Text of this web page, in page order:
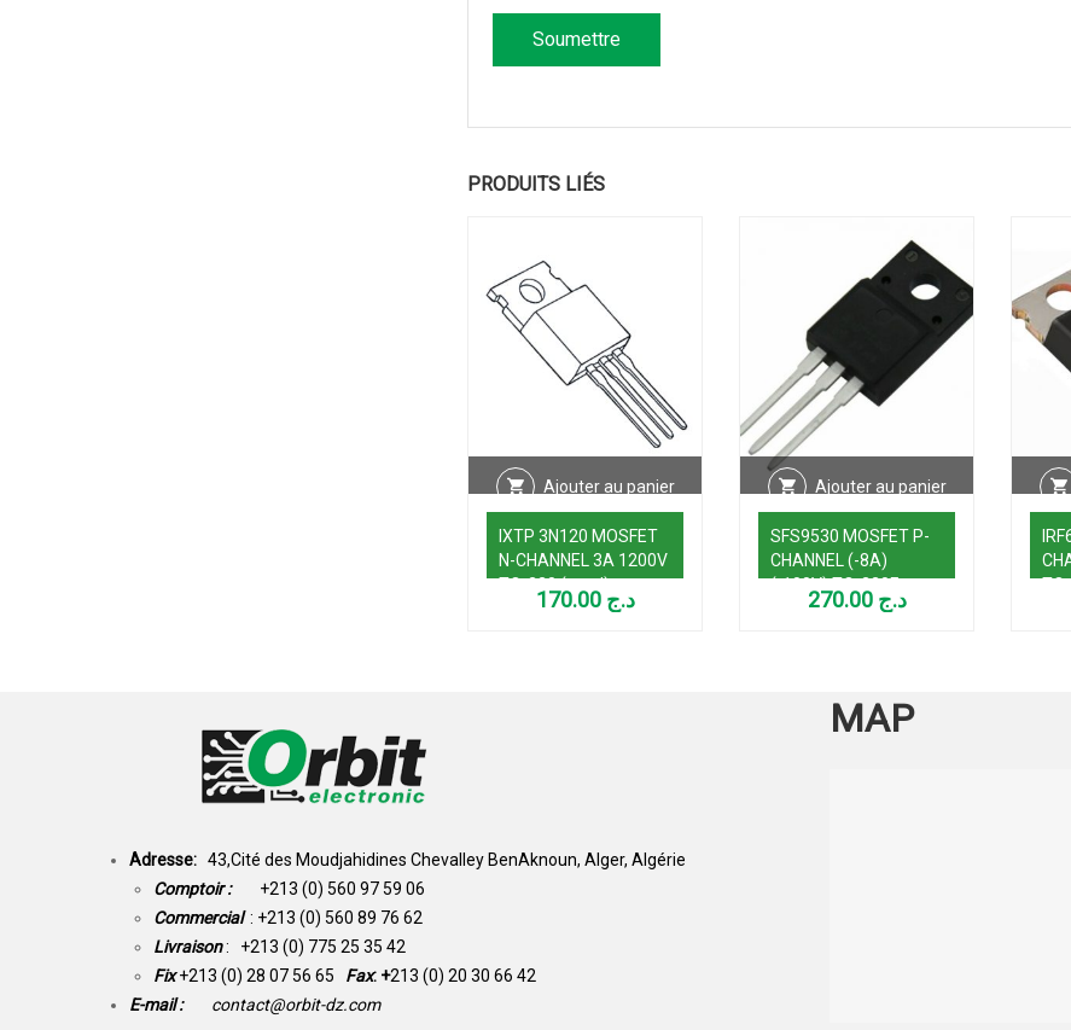
PRODUITS LIÉS
Ajouter au panier
IXTP 3N120 MOSFET
N-CHANNEL 3A 1200V
TO-220 (used)
د.ج 170.00
Ajouter au panier
SFS9530 MOSFET P-
CHANNEL (-8A)
(-100V) TO-220F
د.ج 270.00
Adresse: 43,Cité des Moudjahidines Chevalley BenAknoun, Alger, Algérie
Comptoir : +213 (0) 560 97 59 06
Commercial : +213 (0) 560 89 76 62
Livraison: +213 (0) 775 25 35 42
Fix +213 (0) 28 07 56 65 Fax: +213 (0) 20 30 66 42
E-mail :
contact@orbit-dz.com
MAP